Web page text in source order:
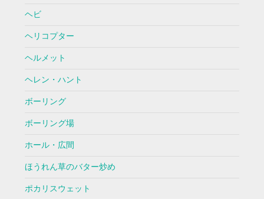
ヘビ
ヘリコプター
ヘルメット
ヘレン・ハント
ボーリング
ボーリング場
ホール・広間
ほうれん草のバター炒め
ポカリスウェット